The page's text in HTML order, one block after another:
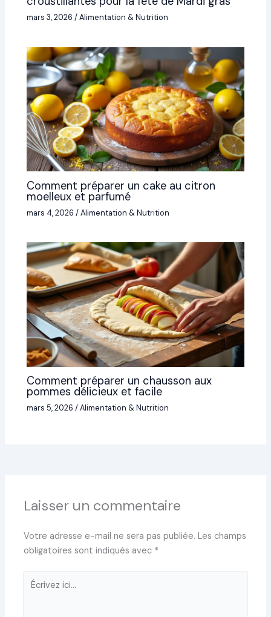
mars 3, 2026/Alimentation & Nutrition
Comment préparer un cake au citron
moelleux et parfumé
mars 4, 2026/Alimentation & Nutrition
Comment préparer un chausson aux
pommes délicieux et facile
mars 5, 2026/Alimentation & Nutrition
Laisser un commentaire
Votre adresse e-mail ne sera pas publiée. Les champs
obligatoires sont indiqués avec *
Écrivez